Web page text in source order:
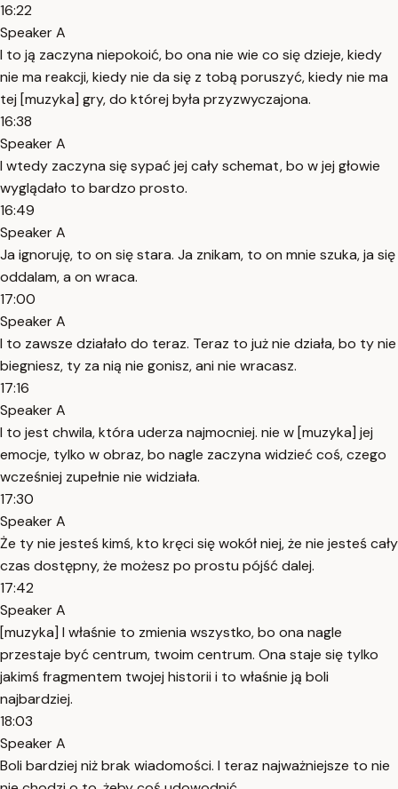
16:22
Speaker A
I to ją zaczyna niepokoić, bo ona nie wie co się dzieje, kiedy
nie ma reakcji, kiedy nie da się z tobą poruszyć, kiedy nie ma
tej [muzyka] gry, do której była przyzwyczajona.
16:38
Speaker A
I wtedy zaczyna się sypać jej cały schemat, bo w jej głowie
wyglądało to bardzo prosto.
16:49
Speaker A
Ja ignoruję, to on się stara. Ja znikam, to on mnie szuka, ja się
oddalam, a on wraca.
17:00
Speaker A
I to zawsze działało do teraz. Teraz to już nie działa, bo ty nie
biegniesz, ty za nią nie gonisz, ani nie wracasz.
17:16
Speaker A
I to jest chwila, która uderza najmocniej. nie w [muzyka] jej
emocje, tylko w obraz, bo nagle zaczyna widzieć coś, czego
wcześniej zupełnie nie widziała.
17:30
Speaker A
Że ty nie jesteś kimś, kto kręci się wokół niej, że nie jesteś cały
czas dostępny, że możesz po prostu pójść dalej.
17:42
Speaker A
[muzyka] I właśnie to zmienia wszystko, bo ona nagle
przestaje być centrum, twoim centrum. Ona staje się tylko
jakimś fragmentem twojej historii i to właśnie ją boli
najbardziej.
18:03
Speaker A
Boli bardziej niż brak wiadomości. I teraz najważniejsze to nie